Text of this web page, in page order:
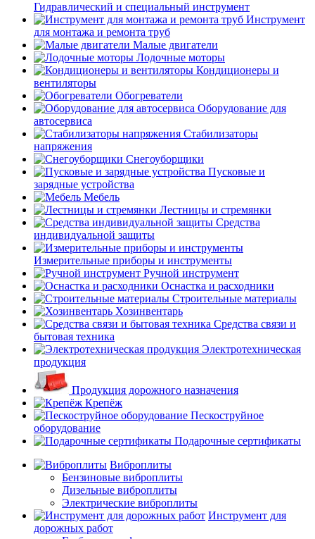
Гидравлический и специальный инструмент
Инструмент
для монтажа и ремонта труб
Малые двигатели
Лодочные моторы
Кондиционеры и
вентиляторы
Обогреватели
Оборудование для
автосервиса
Стабилизаторы
напряжения
Снегоуборщики
Пусковые и
зарядные устройства
Мебель
Лестницы и стремянки
Средства
индивидуальной защиты
Измерительные приборы и инструменты
Ручной инструмент
Оснастка и расходники
Строительные материалы
Хозинвентарь
Средства связи и
бытовая техника
Электротехническая
продукция
Продукция дорожного назначения
Крепёж
Пескоструйное
оборудование
Подарочные сертификаты
Виброплиты
Бензиновые виброплиты
Дизельные виброплиты
Электрические виброплиты
Инструмент для
дорожных работ